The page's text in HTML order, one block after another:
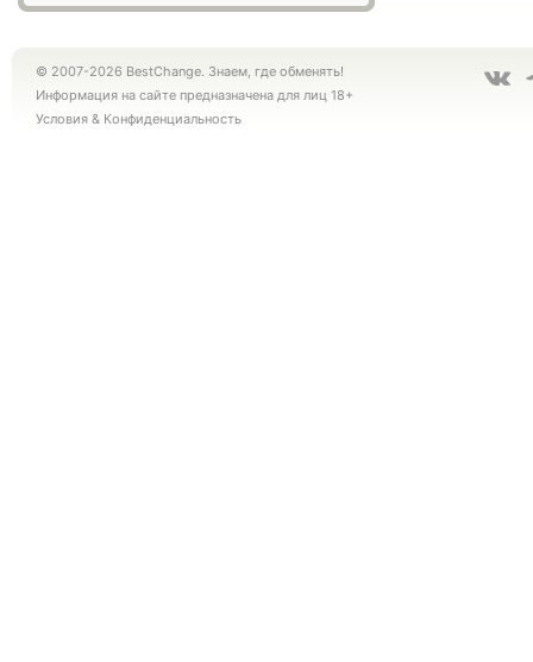
© 2007-2026 BestChange. Знаем, где обменять!
Информация на сайте предназначена для лиц 18+
Условия & Конфиденциальность